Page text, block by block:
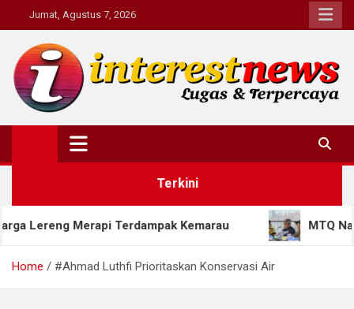
to
content
Jumat, Agustus 7, 2026
Interestnews.or.id
Terkini
Merapi Terdampak Kemarau MTQ Nasional
Home #Ahmad Luthfi Prioritaskan Konservasi Air